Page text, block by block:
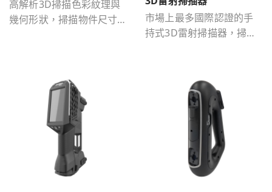
高解析3D掃描色彩紋理與
幾何形狀，掃描物件尺寸
市場上最多國際認證的手
持式3D雷射掃描器，掃描